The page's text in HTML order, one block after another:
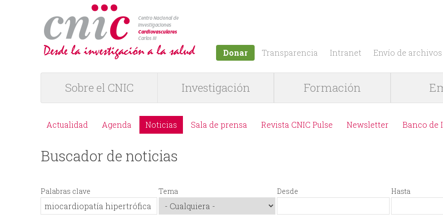
Donar Transparencia Intranet Envío de archivos
P
R
Sobre el CNIC Investigación Formación
e
n
ú
Actualidad Agenda Noticias Sala de prensa Revista CNIC Pulse Newsletter Banco de
Buscador de noticias
Palabras clave Tema
Desde
e
e
Hasta
a
e